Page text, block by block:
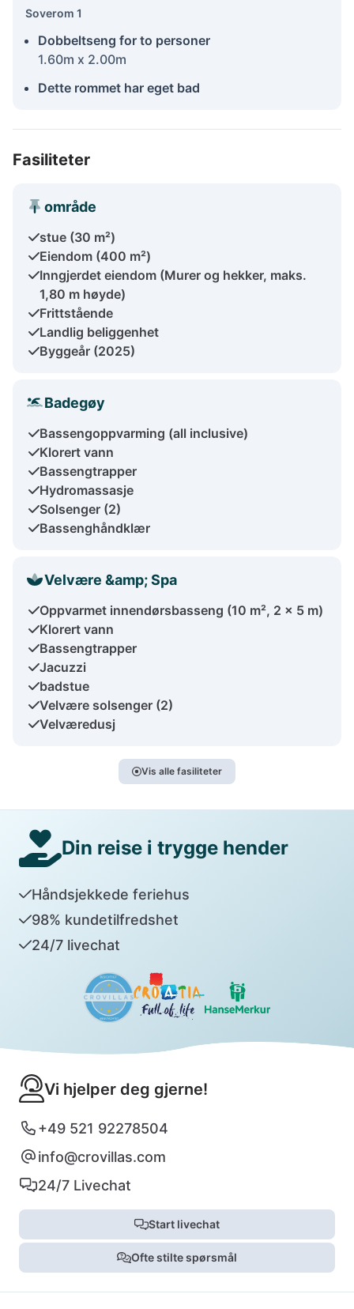
Soverom 1
Dobbeltseng for to personer
1.60m x 2.00m
Dette rommet har eget bad
Fasiliteter
område
stue (30 m²)
Eiendom (400 m²)
Inngjerdet eiendom (Murer og hekker, maks.
1,80 m høyde)
Frittstående
Landlig beliggenhet
Byggeår (2025)
Badegøy
Bassengoppvarming (all inclusive)
Klorert vann
Bassengtrapper
Hydromassasje
Solsenger (2)
Bassenghåndklær
Velvære &amp; Spa
Oppvarmet innendørsbasseng (10 m², 2 x 5 m)
Klorert vann
Bassengtrapper
Jacuzzi
badstue
Velvære solsenger (2)
Velværedusj
Vis alle fasiliteter
Din reise i trygge hender
Håndsjekkede feriehus
98% kundetilfredshet
24/7 livechat
Vi hjelper deg gjerne!
+49 521 92278504
info@crovillas.com
24/7 Livechat
Start livechat
Ofte stilte spørsmål